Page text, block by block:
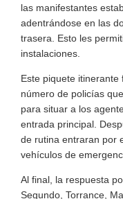
las manifestantes
adentrándose en las
trasera. Esto les
instalaciones.
Este piquete
número de policías
para situar a los
entrada principal.
de rutina entraran por
vehículos de
Al final, la respuesta
Segundo, Torrance,